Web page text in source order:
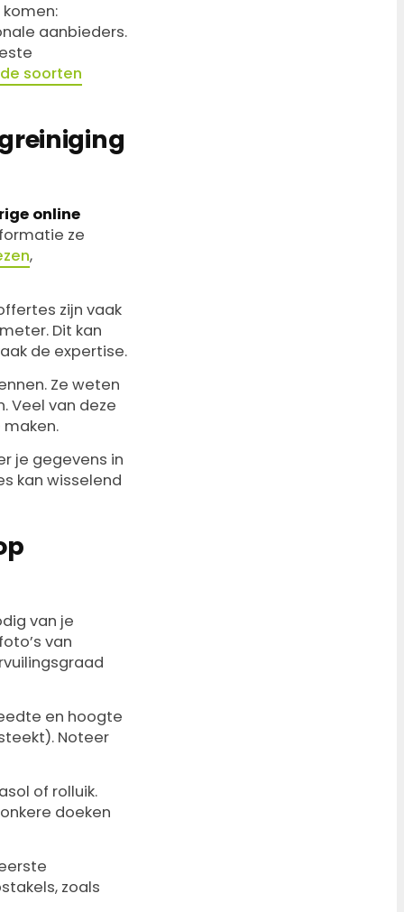
aanbieders.
soorten
online
ze
,
zijn vaak
Dit kan
de expertise.
Ze weten
Veel van deze
je gegevens in
kan wisselend
van je
van
en hoogte
Noteer
of rolluik.
doeken
zoals